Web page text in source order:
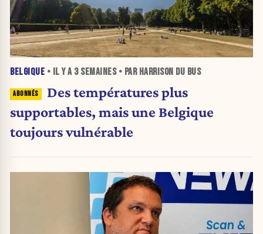
BELGIQUE • IL Y A 3 SEMAINES• PAR HARRISON DU BUS
Des températures plus
supportables, mais une Belgique
toujours vulnérable